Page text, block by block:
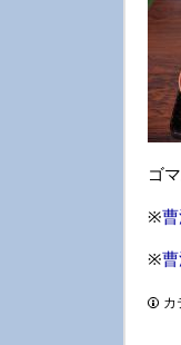
ゴ
※
※
カ